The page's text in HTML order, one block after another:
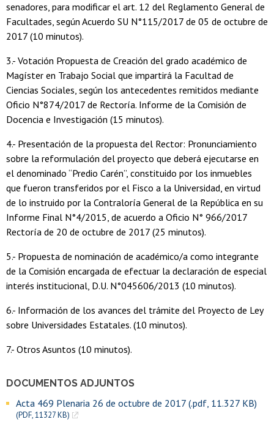
DOCUMENTOS ADJUNTOS
Acta 469 Plenaria 26 de octubre de 2017 (.pdf, 11.327 KB)
(PDF, 11327 KB)
senadores, para modificar el art. 12 del Reglamento General de
Facultades, según Acuerdo SU N°115/2017 de 05 de octubre de
2017 (10 minutos).
3.- Votación Propuesta de Creación del grado académico de
Magíster en Trabajo Social que impartirá la Facultad de
Ciencias Sociales, según los antecedentes remitidos mediante
Oficio N°874/2017 de Rectoría. Informe de la Comisión de
Docencia e Investigación (15 minutos).
4.- Presentación de la propuesta del Rector: Pronunciamiento
sobre la reformulación del proyecto que deberá ejecutarse en
el denominado “Predio Carén”, constituido por los inmuebles
que fueron transferidos por el Fisco a la Universidad, en virtud
de lo instruido por la Contraloría General de la República en su
Informe Final N°4/2015, de acuerdo a Oficio N° 966/2017
Rectoría de 20 de octubre de 2017 (25 minutos).
5.- Propuesta de nominación de académico/a como integrante
de la Comisión encargada de efectuar la declaración de especial
interés institucional, D.U. N°045606/2013 (10 minutos).
6.- Información de los avances del trámite del Proyecto de Ley
sobre Universidades Estatales. (10 minutos).
7.- Otros Asuntos (10 minutos).